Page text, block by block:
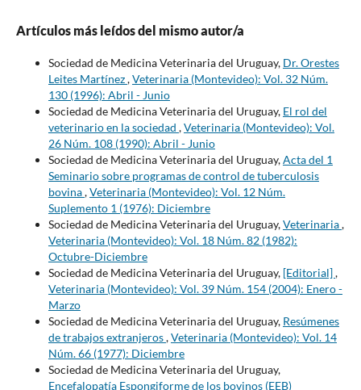
Artículos más leídos del mismo autor/a
Sociedad de Medicina Veterinaria del Uruguay, Dr. Orestes
Leites Martínez,Veterinaria (Montevideo): Vol. 32 Núm.
130 (1996): Abril - Junio
Sociedad de Medicina Veterinaria del Uruguay, El rol del
veterinario en la sociedad ,Veterinaria (Montevideo): Vol.
26 Núm. 108 (1990): Abril - Junio
Sociedad de Medicina Veterinaria del Uruguay,Acta del 1
Seminario sobre programas de control de tuberculosis
bovina,Veterinaria (Montevideo): Vol. 12 Núm.
Suplemento 1 (1976): Diciembre
Sociedad de Medicina Veterinaria del Uruguay,Veterinaria,
Veterinaria (Montevideo): Vol. 18 Núm. 82 (1982):
Octubre-Diciembre
Sociedad de Medicina Veterinaria del Uruguay, [Editorial],
Veterinaria (Montevideo): Vol. 39 Núm. 154 (2004): Enero -
Marzo
Sociedad de Medicina Veterinaria del Uruguay, Resúmenes
de trabajos extranjeros,Veterinaria (Montevideo): Vol. 14
Núm. 66 (1977): Diciembre
Sociedad de Medicina Veterinaria del Uruguay,
Encefalopatía Espongiforme de los bovinos (EEB)